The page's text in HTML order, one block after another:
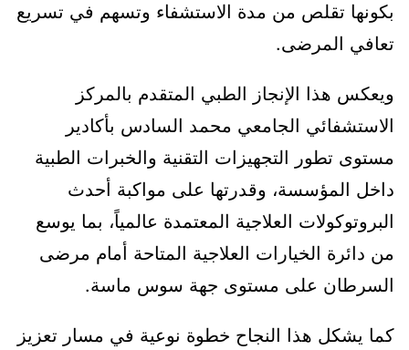
بكونها تقلص من مدة الاستشفاء وتسهم في تسريع
تعافي المرضى.
ويعكس هذا الإنجاز الطبي المتقدم بالمركز
الاستشفائي الجامعي محمد السادس بأكادير
مستوى تطور التجهيزات التقنية والخبرات الطبية
داخل المؤسسة، وقدرتها على مواكبة أحدث
البروتوكولات العلاجية المعتمدة عالمياً، بما يوسع
من دائرة الخيارات العلاجية المتاحة أمام مرضى
السرطان على مستوى جهة سوس ماسة.
كما يشكل هذا النجاح خطوة نوعية في مسار تعزيز